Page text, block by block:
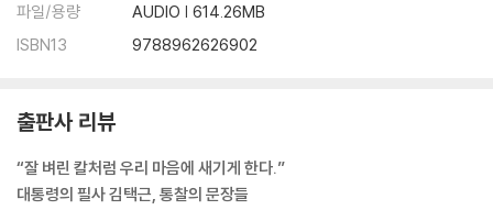
백기완 선생께서 묻고 있다ㆍ210
문명의 충돌ㆍ214
4부 ─ 그러므로 나는 당신입니다
봄날은 간다ㆍ220
하나의 달이 천 강에ㆍ224
파일/용량
AUDIO | 614.26MB
ISBN13
9788962626902
출판사 리뷰
“잘 벼린 칼처럼 우리 마음에 새기게 한다.”
대통령의 필사 김택근, 통찰의 문장들